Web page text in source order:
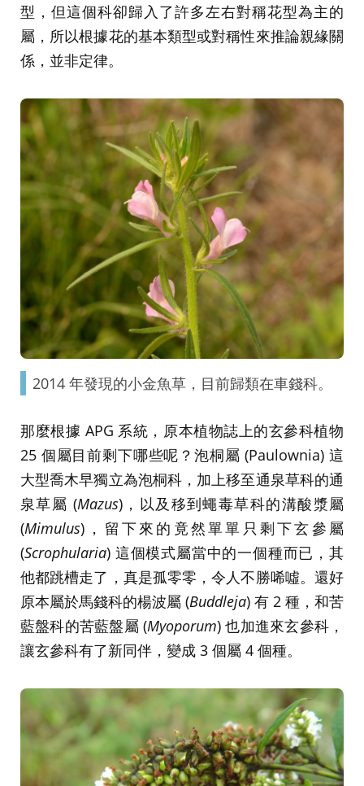
型，但這個科卻歸入了許多左右對稱花型為主的
屬，所以根據花的基本類型或對稱性來推論親緣關
係，並非定律。
2014 年發現的小金魚草，目前歸類在車錢科。
那麼根據 APG 系統，原本植物誌上的玄參科植物
25 個屬目前剩下哪些呢？泡桐屬 (Paulownia) 這
大型喬木早獨立為泡桐科，加上移至通泉草科的通
泉草屬 (Mazus)，以及移到蠅毒草科的溝酸漿屬
(Mimulus)，留下來的竟然單單只剩下玄參屬
(Scrophularia) 這個模式屬當中的一個種而已，其
他都跳槽走了，真是孤零零，令人不勝唏噓。還好
原本屬於馬錢科的楊波屬 (Buddleja) 有 2 種，和苦
藍盤科的苦藍盤屬 (Myoporum) 也加進來玄參科，
讓玄參科有了新同伴，變成 3 個屬 4 個種。